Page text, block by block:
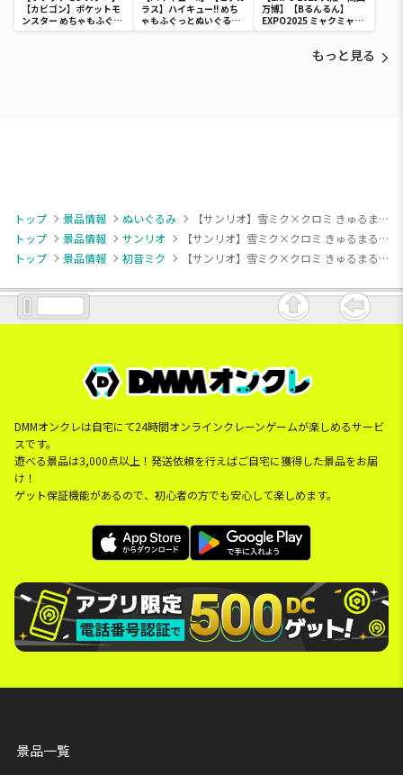
【カビゴン】ポケットモ
ンスター めちゃもふぐっ
と ほっこりいやされぬい
ラス】ハイキュー!! めち
ゃもふぐっとぬいぐるみ
～ヒナガラス～
万博】【Bるんるん】
EXPO2025 ミャクミャク
カラフルゴム紐付きぬい
もっと見る
トップ 景品情報 ぬいぐるみ
【サンリオ】雪ミク×クロミ きゅるまるBIGぬいぐるみ
トップ
景品情報 サンリオ
【サンリオ】雪ミク×クロミ きゅるまるBIGぬいぐるみ
トップ
景品情報 初音ミク 【サンリオ】雪ミク×クロミ きゅるまるBIGぬいぐるみ
DMMオンクレは自宅にて24時間オンラインクレーンゲームが楽しめるサービ
スです。
遊べる景品は3,000点以上！発送依頼を行えばご自宅に獲得した景品をお届
け！
ゲット保証機能があるので、初心者の方でも安心して楽しめます。
景品一覧